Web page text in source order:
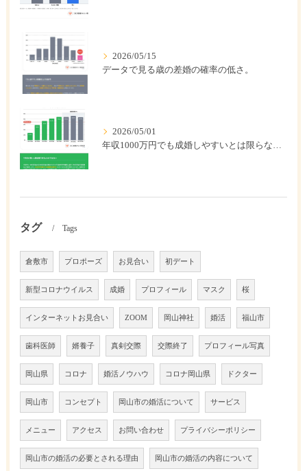
2026/05/15
データで見る歳の差婚の確率の低さ。
2026/05/01
年収1000万円でも成婚しやすいとは限らない? 「年収帯別の成婚率」のリアル
タグ Tags
倉敷市 プロポーズ お見合い 初デート
新型コロナウイルス 成婚 プロフィール マスク 桜
インターネットお見合い ZOOM 岡山神社 婚活 福山市
歯科医師 婿養子 真剣交際 交際終了 プロフィール写真
岡山県 コロナ 婚活ノウハウ コロナ岡山県 ドクター
岡山市 コンセプト 岡山市の婚活について サービス
メニュー アクセス お問い合わせ プライバシーポリシー
岡山市の婚活の必要とされる理由 岡山市の婚活の内容について